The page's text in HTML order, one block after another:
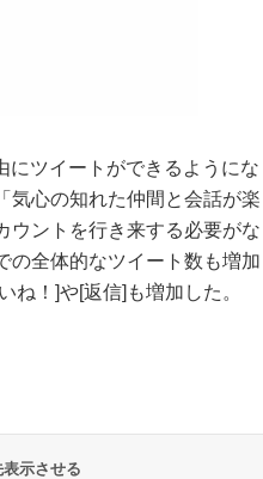
にツイートができるようにな
気心の知れた仲間と会話が楽
ウントを行き来する必要がな
の全体的なツイート数も増加
ね！]や[返信]も増加した。
示させる